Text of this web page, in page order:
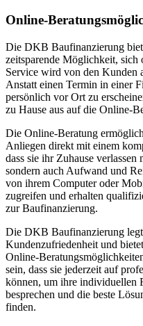
Online-
Die DKB Baufinanzierung
zeitsparende Möglichkeit, sich
Service wird von den Kunden
Anstatt einen Termin in einer
persönlich vor Ort zu
zu Hause aus auf die Online-
Die Online-Beratung
Anliegen direkt mit einem
dass sie ihr Zuhause
sondern auch Aufwand und
von ihrem Computer oder
zugreifen und erhalten
zur Baufinanzierung.
Die DKB Baufinanzierung
Kundenzufriedenheit und
Online-
sein, dass sie jederzeit auf
können, um ihre individuellen
besprechen und die beste
finden.